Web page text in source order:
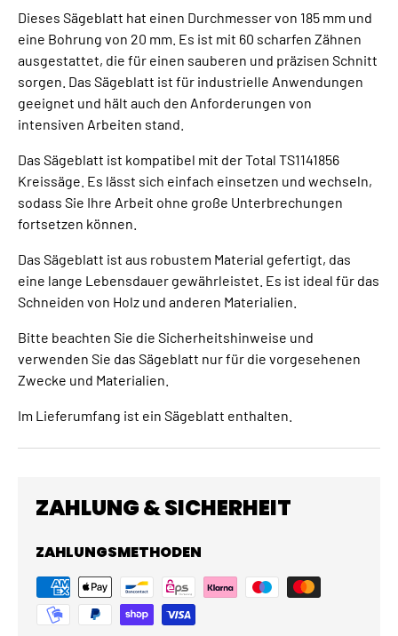
Dieses Sägeblatt hat einen Durchmesser von 185 mm und
eine Bohrung von 20 mm. Es ist mit 60 scharfen Zähnen
ausgestattet, die für einen sauberen und präzisen Schnitt
sorgen. Das Sägeblatt ist für industrielle Anwendungen
geeignet und hält auch den Anforderungen von
intensiven Arbeiten stand.
Das Sägeblatt ist kompatibel mit der Total TS1141856
Kreissäge. Es lässt sich einfach einsetzen und wechseln,
sodass Sie Ihre Arbeit ohne große Unterbrechungen
fortsetzen können.
Das Sägeblatt ist aus robustem Material gefertigt, das
eine lange Lebensdauer gewährleistet. Es ist ideal für das
Schneiden von Holz und anderen Materialien.
Bitte beachten Sie die Sicherheitshinweise und
verwenden Sie das Sägeblatt nur für die vorgesehenen
Zwecke und Materialien.
Im Lieferumfang ist ein Sägeblatt enthalten.
ZAHLUNG & SICHERHEIT
ZAHLUNGSMETHODEN